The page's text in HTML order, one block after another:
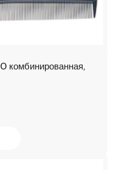
комбинированная,